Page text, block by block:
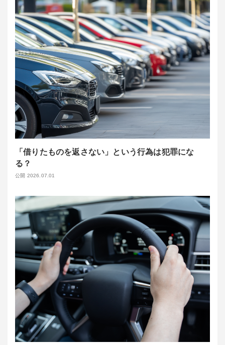
「借りたものを返さない」という行為は犯罪にな
る？
公開 2026.07.01